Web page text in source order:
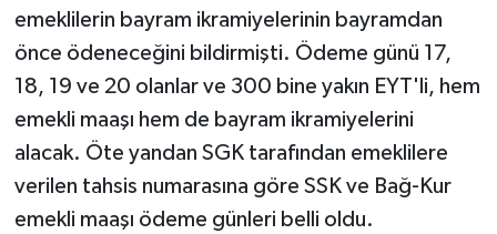
emeklilerin bayram ikramiyelerinin bayramdan
önce ödeneceğini bildirmişti. Ödeme günü 17,
18, 19 ve 20 olanlar ve 300 bine yakın EYT'li, hem
emekli maaşı hem de bayram ikramiyelerini
alacak. Öte yandan SGK tarafından emeklilere
verilen tahsis numarasına göre SSK ve Bağ-Kur
emekli maaşı ödeme günleri belli oldu.